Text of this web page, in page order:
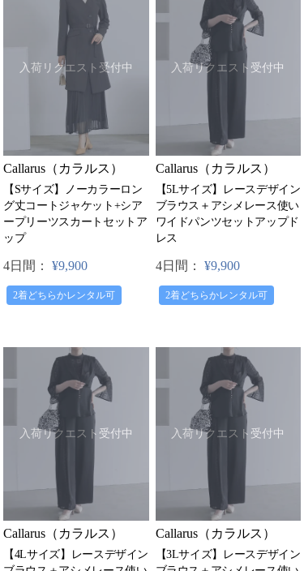
入荷リクエスト受付中
Callarus（カラルス）
【Sサイズ】ノーカラーロン
グ丈コートジャケット+シア
ープリーツスカートセットア
ップ
4日間： ¥9,900
2着どちらかレンタル可
入荷リクエスト受付中
Callarus（カラルス）
【5Lサイズ】レースデザイン
ブラウス＋アシメレース使い
ワイドパンツセットアップド
レス
4日間： ¥9,900
2着どちらかレンタル可
入荷リクエスト受付中
Callarus（カラルス）
【4Lサイズ】レースデザイン
入荷リクエスト受付中
Callarus（カラルス）
【3Lサイズ】レースデザイン